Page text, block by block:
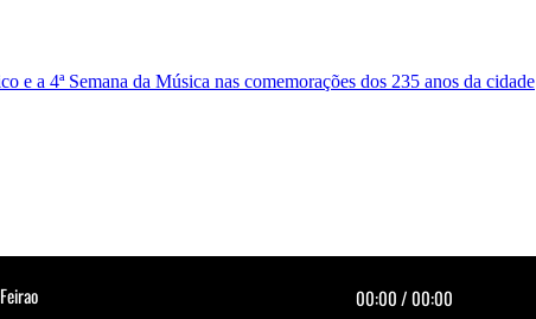
e a 4ª Semana da Música nas comemorações dos 235 anos da cidade